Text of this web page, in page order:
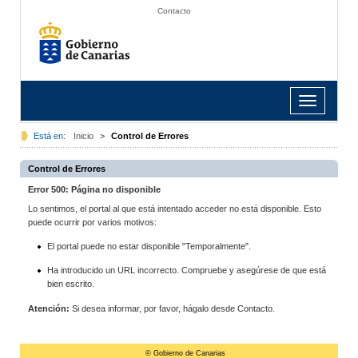
Contacto
Toggle
navigation
Está en: Inicio > Control de Errores
Control de Errores
Error 500: Página no disponible
Lo sentimos, el portal al que está intentado acceder no está disponible. Esto
puede ocurrir por varios motivos:
El portal puede no estar disponible "Temporalmente".
Ha introducido un URL incorrecto. Compruebe y asegúrese de que está
bien escrito.
Atención: Si desea informar, por favor, hágalo desde Contacto.
© Gobierno de Canarias